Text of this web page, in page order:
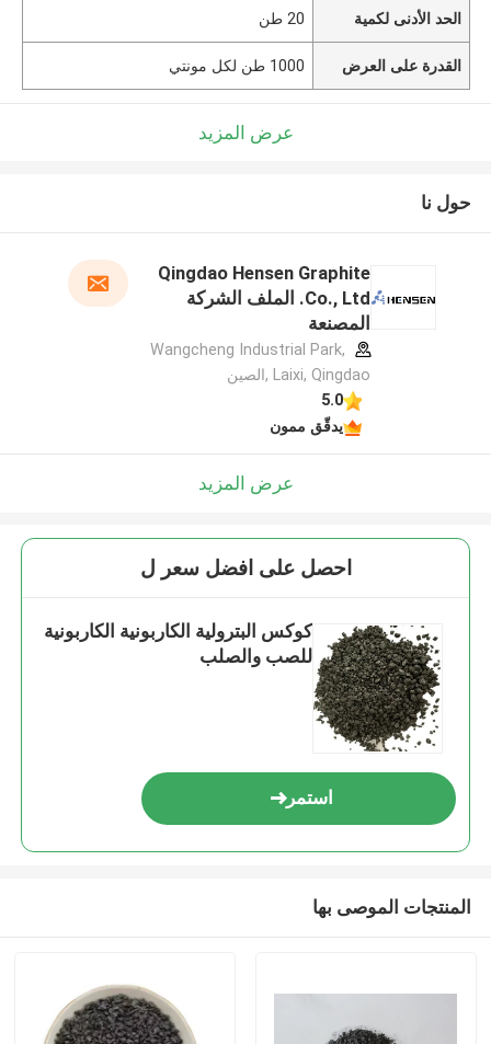
الحد الأدنى لكمية 20 طن
القدرة على العرض 1000 طن لكل مونتي
عرض المزيد
حول نا
Qingdao Hensen Graphite
Co., Ltd. الملف الشركة
المصنعة
Wangcheng Industrial Park,
Laixi, Qingdao ,الصين
5.0
يدقّق ممون
عرض المزيد
احصل على افضل سعر ل
كوكس البترولية الكاربونية الكاربونية
للصب والصلب
استمر
المنتجات الموصى بها